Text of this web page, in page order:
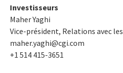
Investisseurs
Maher Yaghi
Vice-président, Relations avec
maher.yaghi@cgi.com
+1 514 415-3651